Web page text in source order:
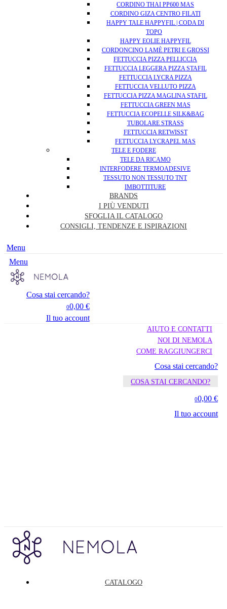
CORDINO THAI PP600 MAS
CORDINO GIZA CENTRO FILATI
HAPPY TALE HAPPYFIL | CODA DI
TOPO
HAPPY EOLIE HAPPYFIL
CORDONCINO LAMÈ PETRI E GROSSI
FETTUCCIA PIZZA PELLICCIA
FETTUCCIA LEGGERA PIZZA STAFIL
FETTUCCIA LYCRA PIZZA
FETTUCCIA VELLUTO PIZZA
FETTUCCIA PIZZA MAGLINA STAFIL
FETTUCCIA GREEN MAS
FETTUCCIA ECOPELLE SILK&BAG
TUBOLARE STRASS
FETTUCCIA RETWISST
FETTUCCIA LYCRAPEL MAS
TELE E FODERE
TELE DA RICAMO
INTERFODERE TERMOADESIVE
TESSUTO NON TESSUTO TNT
IMBOTTITURE
BRANDS
I PIÙ VENDUTI
SFOGLIA IL CATALOGO
CONSIGLI, TENDENZE E ISPIRAZIONI
Menu
Menu
Cosa stai cercando?
00,00 €
Il tuo account
AIUTO E CONTATTI
NOI DI NEMOLA
COME RAGGIUNGERCI
Cosa stai cercando?
COSA STAI CERCANDO?
00,00 €
Il tuo account
CATALOGO